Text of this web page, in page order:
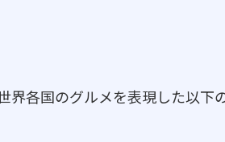
界各国のグルメを表現した以下